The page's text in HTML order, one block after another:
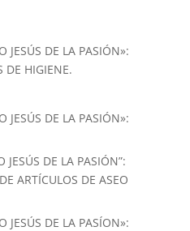
JESÚS DE LA PASIÓN»:
DE HIGIENE.
JESÚS DE LA PASIÓN»:
JESÚS DE LA PASIÓN”:
ARTÍCULOS DE ASEO
JESÚS DE LA PASÍON»: